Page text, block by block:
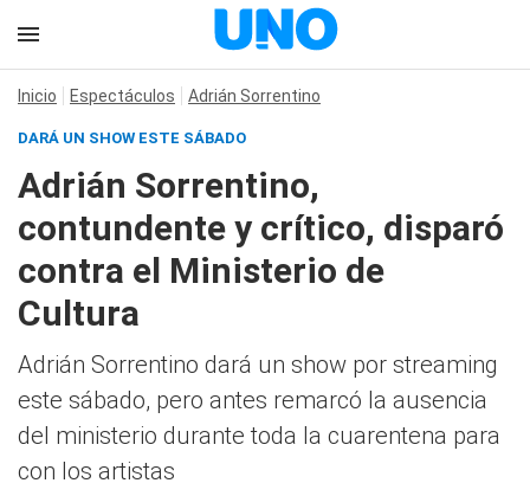
Inicio Espectáculos Adrián Sorrentino
DARÁ UN SHOW ESTE SÁBADO
Adrián Sorrentino,
contundente y crítico, disparó
contra el Ministerio de
Cultura
Adrián Sorrentino dará un show por streaming
este sábado, pero antes remarcó la ausencia
del ministerio durante toda la cuarentena para
con los artistas